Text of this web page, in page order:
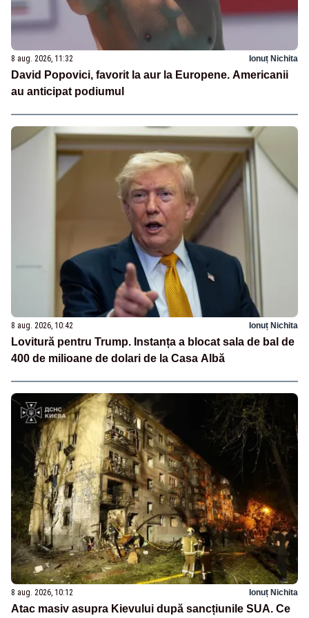
8 aug. 2026, 11:32 Ionuț Nichita
David Popovici, favorit la aur la Europene. Americanii
au anticipat podiumul
8 aug. 2026, 10:42 Ionuț Nichita
Lovitură pentru Trump. Instanța a blocat sala de bal de
400 de milioane de dolari de la Casa Albă
8 aug. 2026, 10:12 Ionuț Nichita
Atac masiv asupra Kievului după sancțiunile SUA. Ce